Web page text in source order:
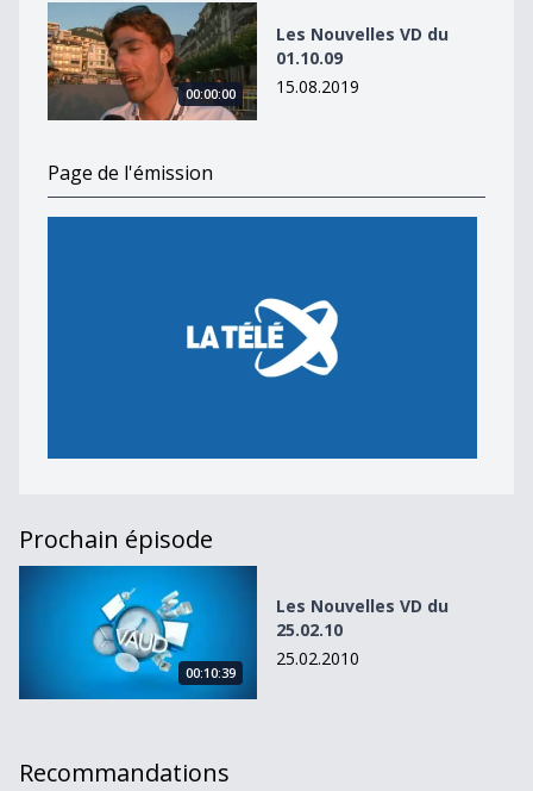
Les Nouvelles VD du 01.10.09
00:00:00
Les Nouvelles VD du
01.10.09
15.08.2019
Page de l'émission
Prochain épisode
00:10:39
Les Nouvelles VD du
25.02.10
25.02.2010
Recommandations